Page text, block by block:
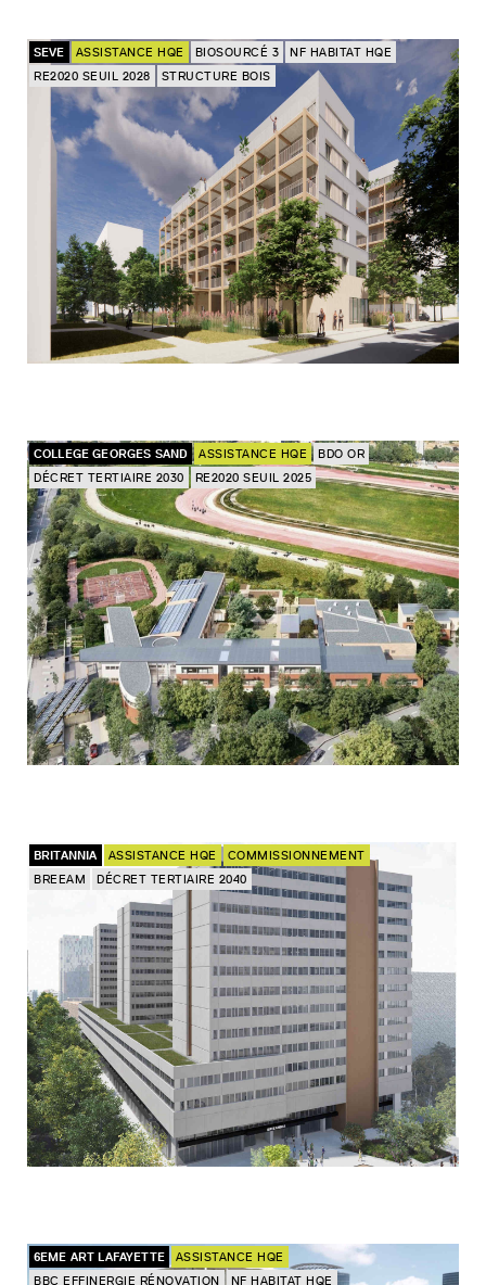
SEVE ASSISTANCE HQE BIOSOURCÉ 3
NF HABITAT HQE
RE2020 SEUIL 2028
STRUCTURE BOIS
COLLEGE GEORGES SAND ASSISTANCE HQE
BDO OR
DÉCRET TERTIAIRE 2030
RE2020 SEUIL 2025
BRITANNIA ASSISTANCE HQE
COMMISSIONNEMENT
BREEAM
DÉCRET TERTIAIRE 2040
6EME ART LAFAYETTE
ASSISTANCE HQE
BBC EFFINERGIE RÉNOVATION
NF HABITAT HQE